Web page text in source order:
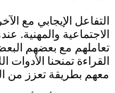
التفاعل الإيجابي مع
الاجتماعية والمهنية.
تعاملهم مع بعضهم
القراءة تمنحنا الأدوات
معهم بطريقة تعزز من